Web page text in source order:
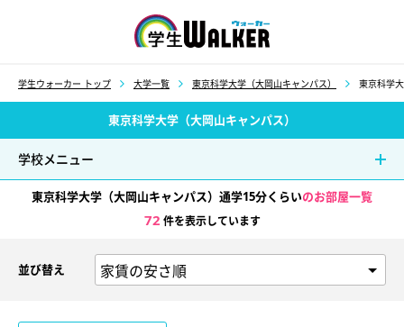
学生ウォーカー トップ 大学一覧 東京科学大学（大岡山キャンパス） 東京科学
東京科学大学（大岡山キャンパス）
学校メニュー
東京科学大学（大岡山キャンパス）通学15分くらいのお部屋一覧
72 件を表示しています
並び替え